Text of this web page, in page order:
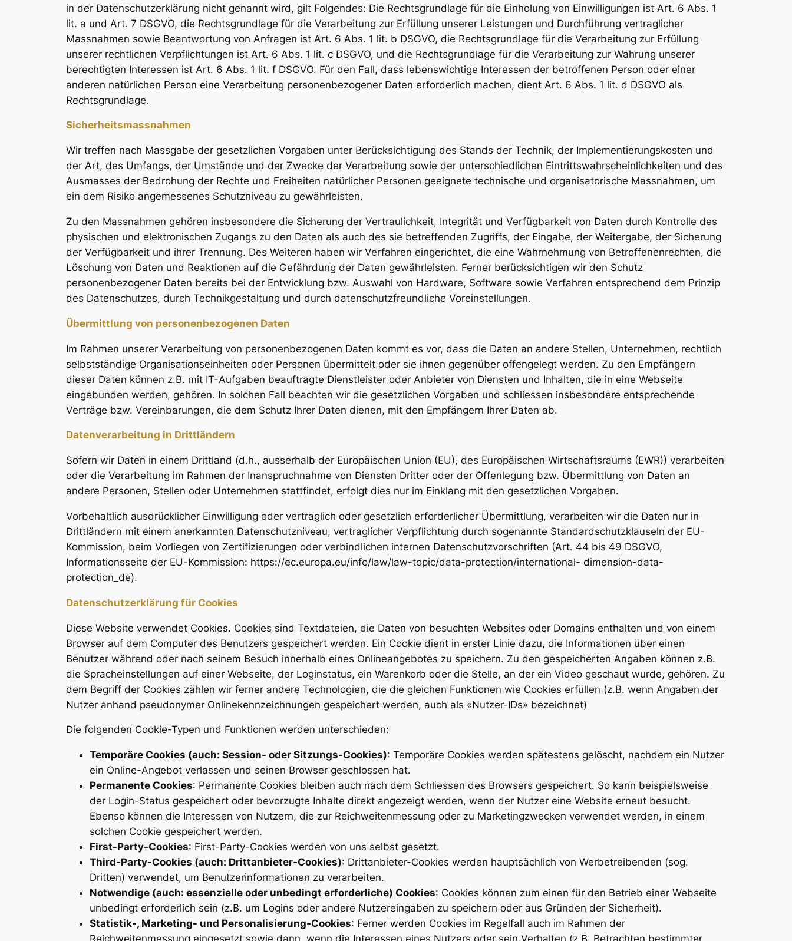
in der Datenschutzerklärung nicht genannt wird, gilt Folgendes: Die Rechtsgrundlage für die Einholung von Einwilligungen ist Art. 6 Abs. 1
lit. a und Art. 7 DSGVO, die Rechtsgrundlage für die Verarbeitung zur Erfüllung unserer Leistungen und Durchführung vertraglicher
Massnahmen sowie Beantwortung von Anfragen ist Art. 6 Abs. 1 lit. b DSGVO, die Rechtsgrundlage für die Verarbeitung zur Erfüllung
unserer rechtlichen Verpflichtungen ist Art. 6 Abs. 1 lit. c DSGVO, und die Rechtsgrundlage für die Verarbeitung zur Wahrung unserer
berechtigten Interessen ist Art. 6 Abs. 1 lit. f DSGVO. Für den Fall, dass lebenswichtige Interessen der betroffenen Person oder einer
anderen natürlichen Person eine Verarbeitung personenbezogener Daten erforderlich machen, dient Art. 6 Abs. 1 lit. d DSGVO als
Rechtsgrundlage.
Sicherheitsmassnahmen
Wir treffen nach Massgabe der gesetzlichen Vorgaben unter Berücksichtigung des Stands der Technik, der Implementierungskosten und
der Art, des Umfangs, der Umstände und der Zwecke der Verarbeitung sowie der unterschiedlichen Eintrittswahrscheinlichkeiten und des
Ausmasses der Bedrohung der Rechte und Freiheiten natürlicher Personen geeignete technische und organisatorische Massnahmen, um
ein dem Risiko angemessenes Schutzniveau zu gewährleisten.
Zu den Massnahmen gehören insbesondere die Sicherung der Vertraulichkeit, Integrität und Verfügbarkeit von Daten durch Kontrolle des
physischen und elektronischen Zugangs zu den Daten als auch des sie betreffenden Zugriffs, der Eingabe, der Weitergabe, der Sicherung
der Verfügbarkeit und ihrer Trennung. Des Weiteren haben wir Verfahren eingerichtet, die eine Wahrnehmung von Betroffenenrechten, die
Löschung von Daten und Reaktionen auf die Gefährdung der Daten gewährleisten. Ferner berücksichtigen wir den Schutz
personenbezogener Daten bereits bei der Entwicklung bzw. Auswahl von Hardware, Software sowie Verfahren entsprechend dem Prinzip
des Datenschutzes, durch Technikgestaltung und durch datenschutzfreundliche Voreinstellungen.
Übermittlung von personenbezogenen Daten
Im Rahmen unserer Verarbeitung von personenbezogenen Daten kommt es vor, dass die Daten an andere Stellen, Unternehmen, rechtlich
selbstständige Organisationseinheiten oder Personen übermittelt oder sie ihnen gegenüber offengelegt werden. Zu den Empfängern
dieser Daten können z.B. mit IT-Aufgaben beauftragte Dienstleister oder Anbieter von Diensten und Inhalten, die in eine Webseite
eingebunden werden, gehören. In solchen Fall beachten wir die gesetzlichen Vorgaben und schliessen insbesondere entsprechende
Verträge bzw. Vereinbarungen, die dem Schutz Ihrer Daten dienen, mit den Empfängern Ihrer Daten ab.
Datenverarbeitung in Drittländern
Sofern wir Daten in einem Drittland (d.h., ausserhalb der Europäischen Union (EU), des Europäischen Wirtschaftsraums (EWR)) verarbeiten
oder die Verarbeitung im Rahmen der Inanspruchnahme von Diensten Dritter oder der Offenlegung bzw. Übermittlung von Daten an
andere Personen, Stellen oder Unternehmen stattfindet, erfolgt dies nur im Einklang mit den gesetzlichen Vorgaben.
Vorbehaltlich ausdrücklicher Einwilligung oder vertraglich oder gesetzlich erforderlicher Übermittlung, verarbeiten wir die Daten nur in
Drittländern mit einem anerkannten Datenschutzniveau, vertraglicher Verpflichtung durch sogenannte Standardschutzklauseln der EU-
Kommission, beim Vorliegen von Zertifizierungen oder verbindlichen internen Datenschutzvorschriften (Art. 44 bis 49 DSGVO,
Informationsseite der EU-Kommission: https://ec.europa.eu/info/law/law-topic/data-protection/international- dimension-data-
protection_de).
Datenschutzerklärung für Cookies
Diese Website verwendet Cookies. Cookies sind Textdateien, die Daten von besuchten Websites oder Domains enthalten und von einem
Browser auf dem Computer des Benutzers gespeichert werden. Ein Cookie dient in erster Linie dazu, die Informationen über einen
Benutzer während oder nach seinem Besuch innerhalb eines Onlineangebotes zu speichern. Zu den gespeicherten Angaben können z.B.
die Spracheinstellungen auf einer Webseite, der Loginstatus, ein Warenkorb oder die Stelle, an der ein Video geschaut wurde, gehören. Zu
dem Begriff der Cookies zählen wir ferner andere Technologien, die die gleichen Funktionen wie Cookies erfüllen (z.B. wenn Angaben der
Nutzer anhand pseudonymer Onlinekennzeichnungen gespeichert werden, auch als «Nutzer-IDs» bezeichnet)
Die folgenden Cookie-Typen und Funktionen werden unterschieden:
Temporäre Cookies (auch: Session- oder Sitzungs-Cookies): Temporäre Cookies werden spätestens gelöscht, nachdem ein Nutzer
ein Online-Angebot verlassen und seinen Browser geschlossen hat.
Permanente Cookies: Permanente Cookies bleiben auch nach dem Schliessen des Browsers gespeichert. So kann beispielsweise
der Login-Status gespeichert oder bevorzugte Inhalte direkt angezeigt werden, wenn der Nutzer eine Website erneut besucht.
Ebenso können die Interessen von Nutzern, die zur Reichweitenmessung oder zu Marketingzwecken verwendet werden, in einem
solchen Cookie gespeichert werden.
First-Party-Cookies: First-Party-Cookies werden von uns selbst gesetzt.
Third-Party-Cookies (auch: Drittanbieter-Cookies): Drittanbieter-Cookies werden hauptsächlich von Werbetreibenden (sog.
Dritten) verwendet, um Benutzerinformationen zu verarbeiten.
Notwendige (auch: essenzielle oder unbedingt erforderliche) Cookies: Cookies können zum einen für den Betrieb einer Webseite
unbedingt erforderlich sein (z.B. um Logins oder andere Nutzereingaben zu speichern oder aus Gründen der Sicherheit).
Statistik-, Marketing- und Personalisierung-Cookies: Ferner werden Cookies im Regelfall auch im Rahmen der